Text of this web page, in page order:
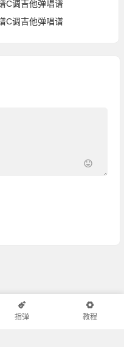
C调吉他弹唱谱
C调吉他弹唱谱
指弹 教程